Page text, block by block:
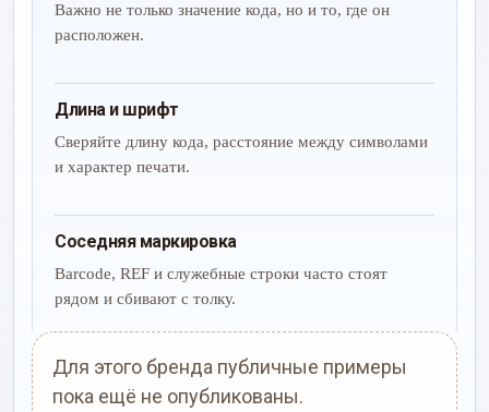
Важно не только значение кода, но и то, где он
расположен.
Длина и шрифт
Сверяйте длину кода, расстояние между символами
и характер печати.
Соседняя маркировка
Barcode, REF и служебные строки часто стоят
рядом и сбивают с толку.
Для этого бренда публичные примеры
пока ещё не опубликованы.